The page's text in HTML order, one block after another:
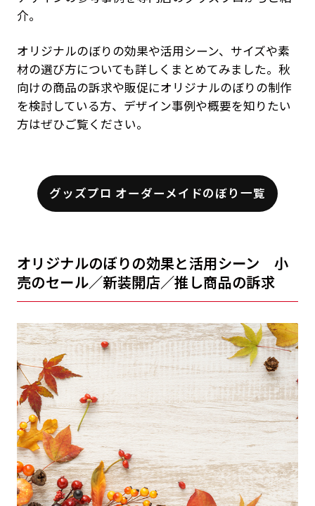
介。
オリジナルのぼりの効果や活用シーン、サイズや素
材の選び方についても詳しくまとめてみました。秋
向けの商品の訴求や販促にオリジナルのぼりの制作
を検討している方、デザイン事例や概要を知りたい
方はぜひご覧ください。
グッズプロ オーダーメイドのぼり一覧
オリジナルのぼりの効果と活用シーン 小
売のセール／新装開店／推し商品の訴求